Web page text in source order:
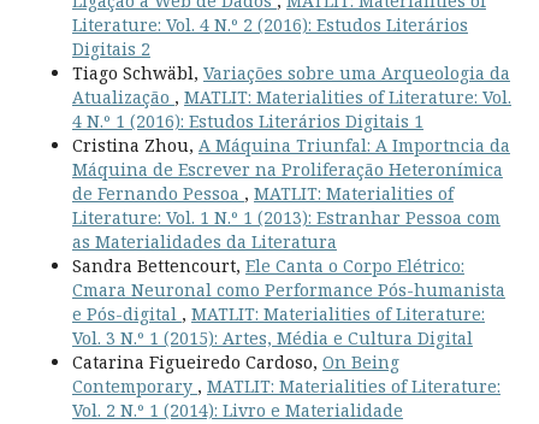
Literature: Vol. 4 N.º 2 (2016): Estudos Literários
Digitais 2
Tiago Schwäbl, Variações sobre uma Arqueologia da
Atualização , MATLIT: Materialities of Literature: Vol.
4 N.º 1 (2016): Estudos Literários Digitais 1
Cristina Zhou, A Máquina Triunfal: A Importncia da
Máquina de Escrever na Proliferação Heteronímica
de Fernando Pessoa , MATLIT: Materialities of
Literature: Vol. 1 N.º 1 (2013): Estranhar Pessoa com
as Materialidades da Literatura
Sandra Bettencourt, Ele Canta o Corpo Elétrico:
Cmara Neuronal como Performance Pós-humanista
e Pós-digital , MATLIT: Materialities of Literature:
Vol. 3 N.º 1 (2015): Artes, Média e Cultura Digital
Catarina Figueiredo Cardoso, On Being
Contemporary , MATLIT: Materialities of Literature:
Vol. 2 N.º 1 (2014): Livro e Materialidade